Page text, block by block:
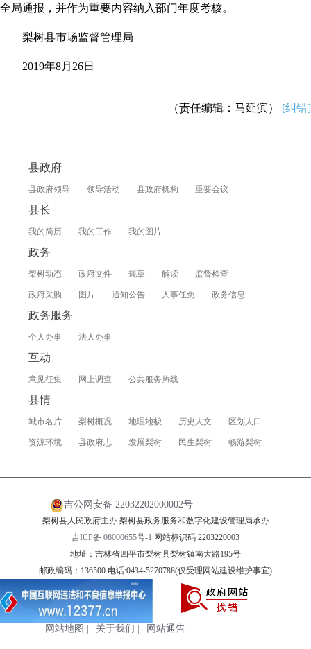
全局通报，并作为重要内容纳入部门年度考核。
梨树县市场监督管理局
2019年8月26日
（责任编辑：马延滨） [纠错]
县政府
县政府领导 领导活动 县政府机构 重要会议
县长
我的简历 我的工作 我的图片
政务
梨树动态 政府文件 规章 解读 监督检查
政府采购 图片 通知公告 人事任免 政务信息
政务服务
个人办事 法人办事
互动
意见征集 网上调查 公共服务热线
县情
城市名片 梨树概况 地理地貌 历史人文 区划人口
资源环境 县政府志 发展梨树 民生梨树 畅游梨树
吉公网安备 22032202000002号
梨树县人民政府主办 梨树县政务服务和数字化建设管理局承办
吉ICP备 08000655号-1 网站标识码 2203220003
地址：吉林省四平市梨树县梨树镇南大路195号
邮政编码：136500 电话:0434-5270788(仅受理网站建设维护事宜)
网站地图 关于我们 网站通告